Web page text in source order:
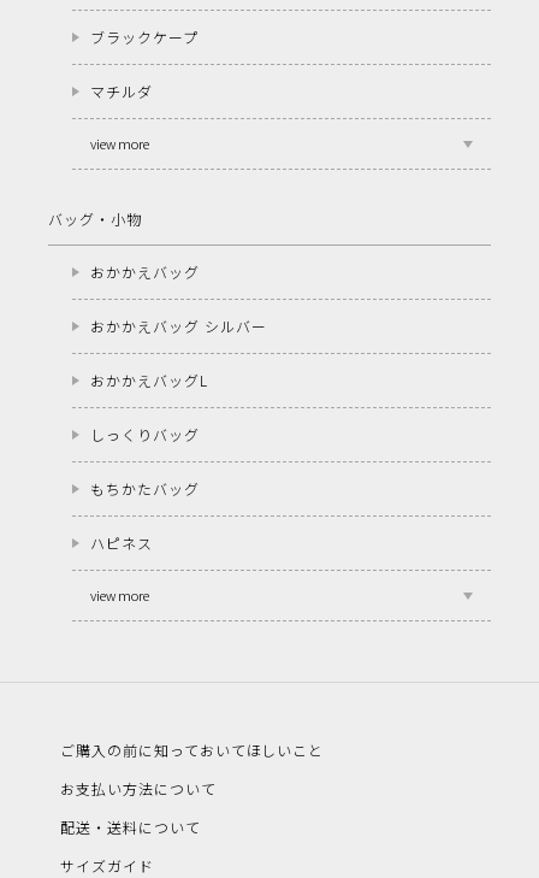
ブラックケープ
マチルダ
view more
バッグ・小物
おかかえバッグ
おかかえバッグ シルバー
おかかえバッグL
しっくりバッグ
もちかたバッグ
ハピネス
view more
ご購入の前に知っておいてほしいこと
お支払い方法について
配送・送料について
サイズガイド